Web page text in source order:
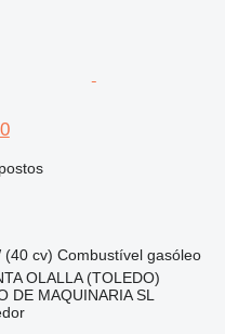
(40 cv) Combustível gasóleo
OLALLA (TOLEDO)
DE MAQUINARIA SL